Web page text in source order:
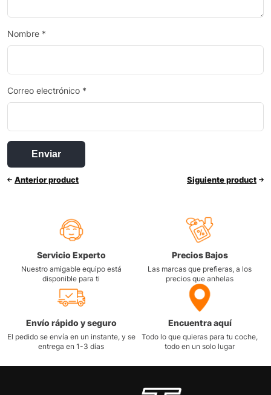
Nombre *
Correo electrónico *
Anterior product Siguiente product
Servicio Experto
Nuestro amigable equipo está
disponible para ti
Precios Bajos
Las marcas que prefieras, a los
precios que anhelas
Envío rápido y seguro
El pedido se envía en un instante, y se
entrega en 1-3 días
Encuentra aquí
Todo lo que quieras para tu coche,
todo en un solo lugar